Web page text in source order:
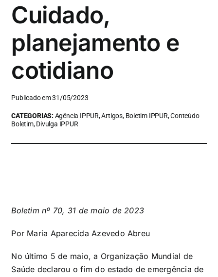
Cuidado,
planejamento e
cotidiano
Publicado em 31/05/2023
CATEGORIAS:Agência IPPUR, Artigos, Boletim IPPUR, Conteúdo
Boletim, Divulga IPPUR
Boletim nº 70, 31 de maio de 2023
Por Maria Aparecida Azevedo Abreu
No último 5 de maio, a Organização Mundial de
Saúde declarou o fim do estado de emergência de